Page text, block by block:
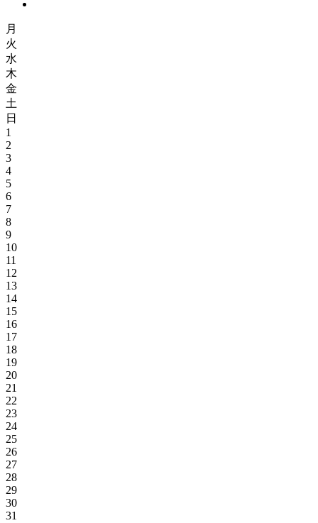
月
火
水
木
金
土
日
1
2
3
4
5
6
7
8
9
10
11
12
13
14
15
16
17
18
19
20
21
22
23
24
25
26
27
28
29
30
31